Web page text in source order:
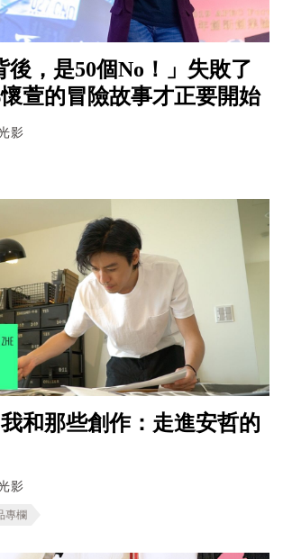
後，是50個No！」失敗了
萱的冒險故事才正要開始
影
和那些創作：走進安哲的
影
專欄